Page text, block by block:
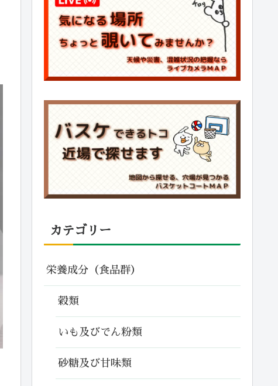
カテゴリー
栄養成分（食品群）
穀類
いも及びでん粉類
砂糖及び甘味類